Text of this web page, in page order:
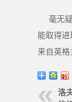
毫无
能取得
来自英格
洛